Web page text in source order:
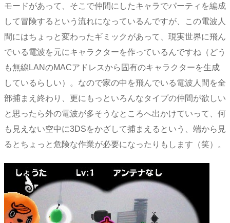
モードがあって、そこで仲間にしたキャラでパーティを編成
して冒険するという流れになっているんですが、この電波人
間にはちょっと変わったギミックがあって、現実世界に飛ん
でいる電波を元にキャラクターを作っているんですね（どう
も無線LANのMACアドレスから固有のキャラクターを生成
しているらしい）。なので家の中を飛んでいる電波人間を全
部捕まえ終わり、更にもっといろんなタイプの仲間が欲しい
と思ったら外の電波が多そうなところへ出かけていって、何
も見えない空中に3DSをかざして捕まえるという、端から見
るとちょっと危険な作業が必要になったりもします（笑）。